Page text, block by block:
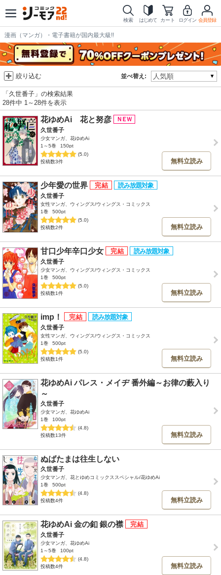
検索 はじめて カート ログイン 会員登録
漫画（マンガ）・電子書籍が国内最大級!!
並べ替え:
絞り込む
「久世番子」の検索結果
28件中 1～28件を表示
花ゆめAi 花と努彦
久世番子
少女マンガ、花ゆめAi
1～5巻
150pt
(5.0)
投稿数3件
無料立読み
少年愛の世界
久世番子
女性マンガ、ウィングス/ウィングス・コミックス
1巻
500pt
(5.0)
投稿数2件
無料立読み
甘口少年辛口少女
久世番子
少女マンガ、ウィングス/ウィングス・コミックス
1巻
500pt
(5.0)
投稿数1件
無料立読み
imp！
久世番子
女性マンガ、ウィングス/ウィングス・コミックス
1巻
500pt
(5.0)
投稿数1件
無料立読み
花ゆめAi パレス・メイヂ 番外編～お律の藪入り
～
久世番子
少女マンガ、花ゆめAi
1巻
100pt
(4.8)
投稿数13件
無料立読み
ぬばたまは往生しない
久世番子
少女マンガ、花とゆめコミックススペシャル/花ゆめAi
1巻
500pt
(4.8)
投稿数4件
無料立読み
花ゆめAi 金の釦 銀の襟
久世番子
少女マンガ、花ゆめAi
1～5巻
100pt
(4.8)
投稿数4件
無料立読み